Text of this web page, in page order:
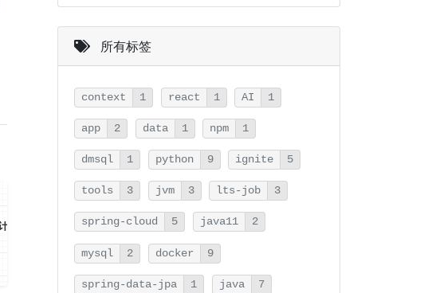
所有标签
context 1 react 1 AI 1
app 2 data 1 npm 1
dmsql 1 python 9 ignite 5
tools 3 jvm 3 lts-job 3
spring-cloud 5 java11 2
mysql 2 docker 9
spring-data-jpa 1 java 7